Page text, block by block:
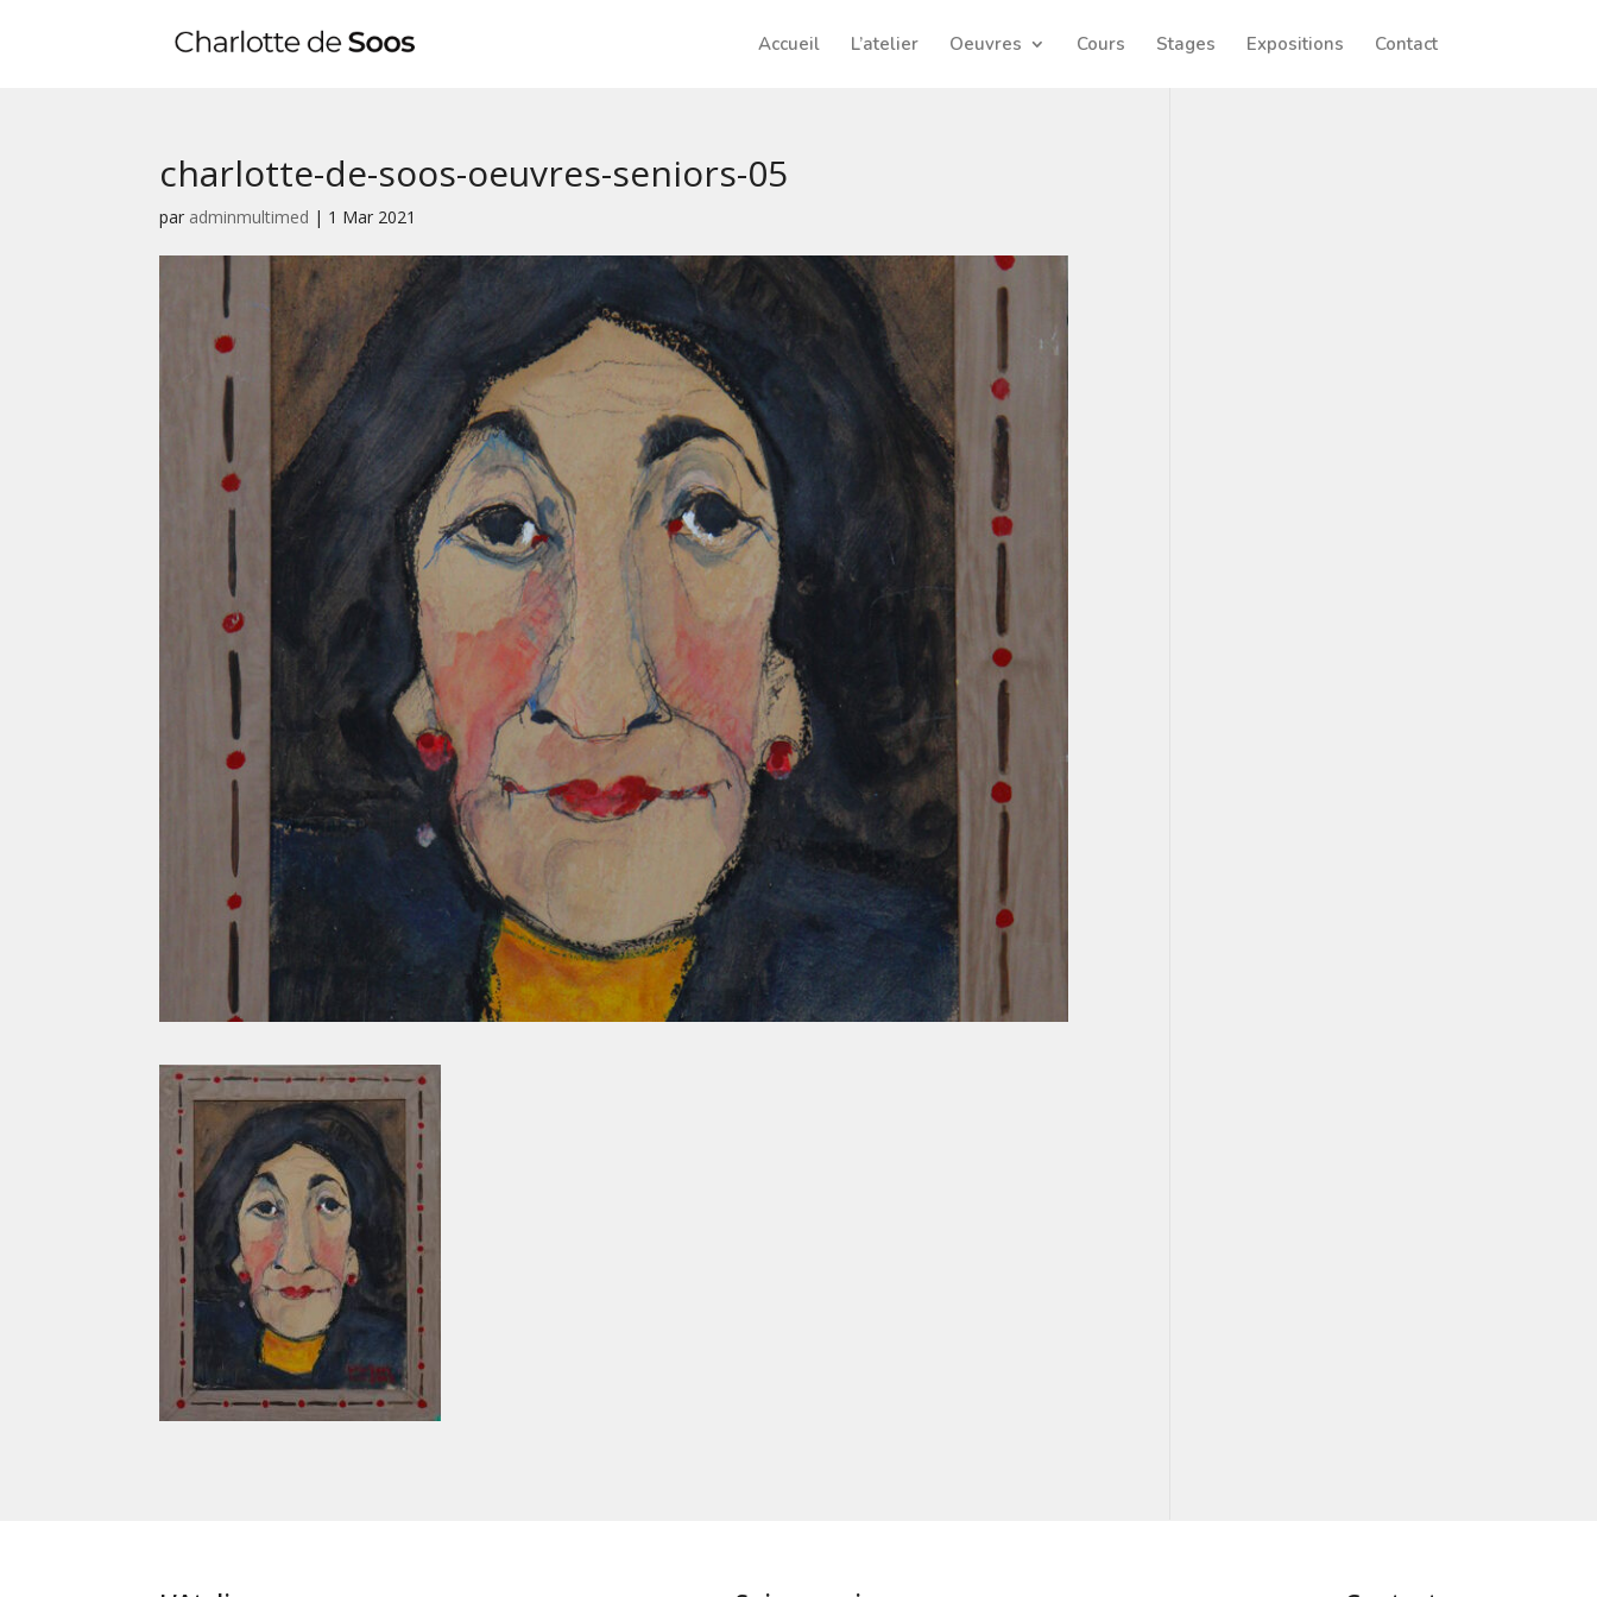
Accueil L’atelier Oeuvres Cours Stages Expositions Contact
charlotte-de-soos-oeuvres-seniors-05
par adminmultimed | 1 Mar 2021